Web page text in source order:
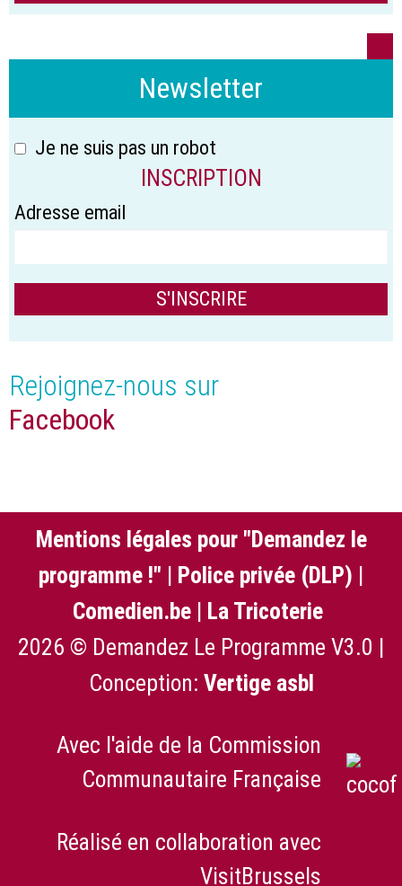
Newsletter
Je ne suis pas un robot
INSCRIPTION
Adresse email
Rejoignez-nous sur
Facebook
Mentions légales pour "Demandez le
programme !" | Police privée (DLP) |
Comedien.be | La Tricoterie
2026 © Demandez Le Programme V3.0 |
Conception: Vertige asbl
Avec l'aide de la Commission
Communautaire Française
Réalisé en collaboration avec
VisitBrussels